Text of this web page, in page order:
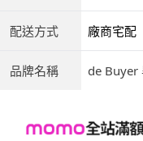
配送方式 廠商宅配
品牌名稱 de Buyer